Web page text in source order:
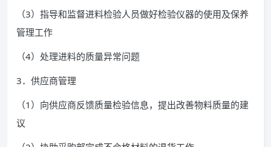
（3）指导和监督进料检验人员做好检验仪器的使用及保养
管理工作
（4）处理进料的质量异常问题
3．供应商管理
（1）向供应商反馈质量检验信息，提出改善物料质量的建
议